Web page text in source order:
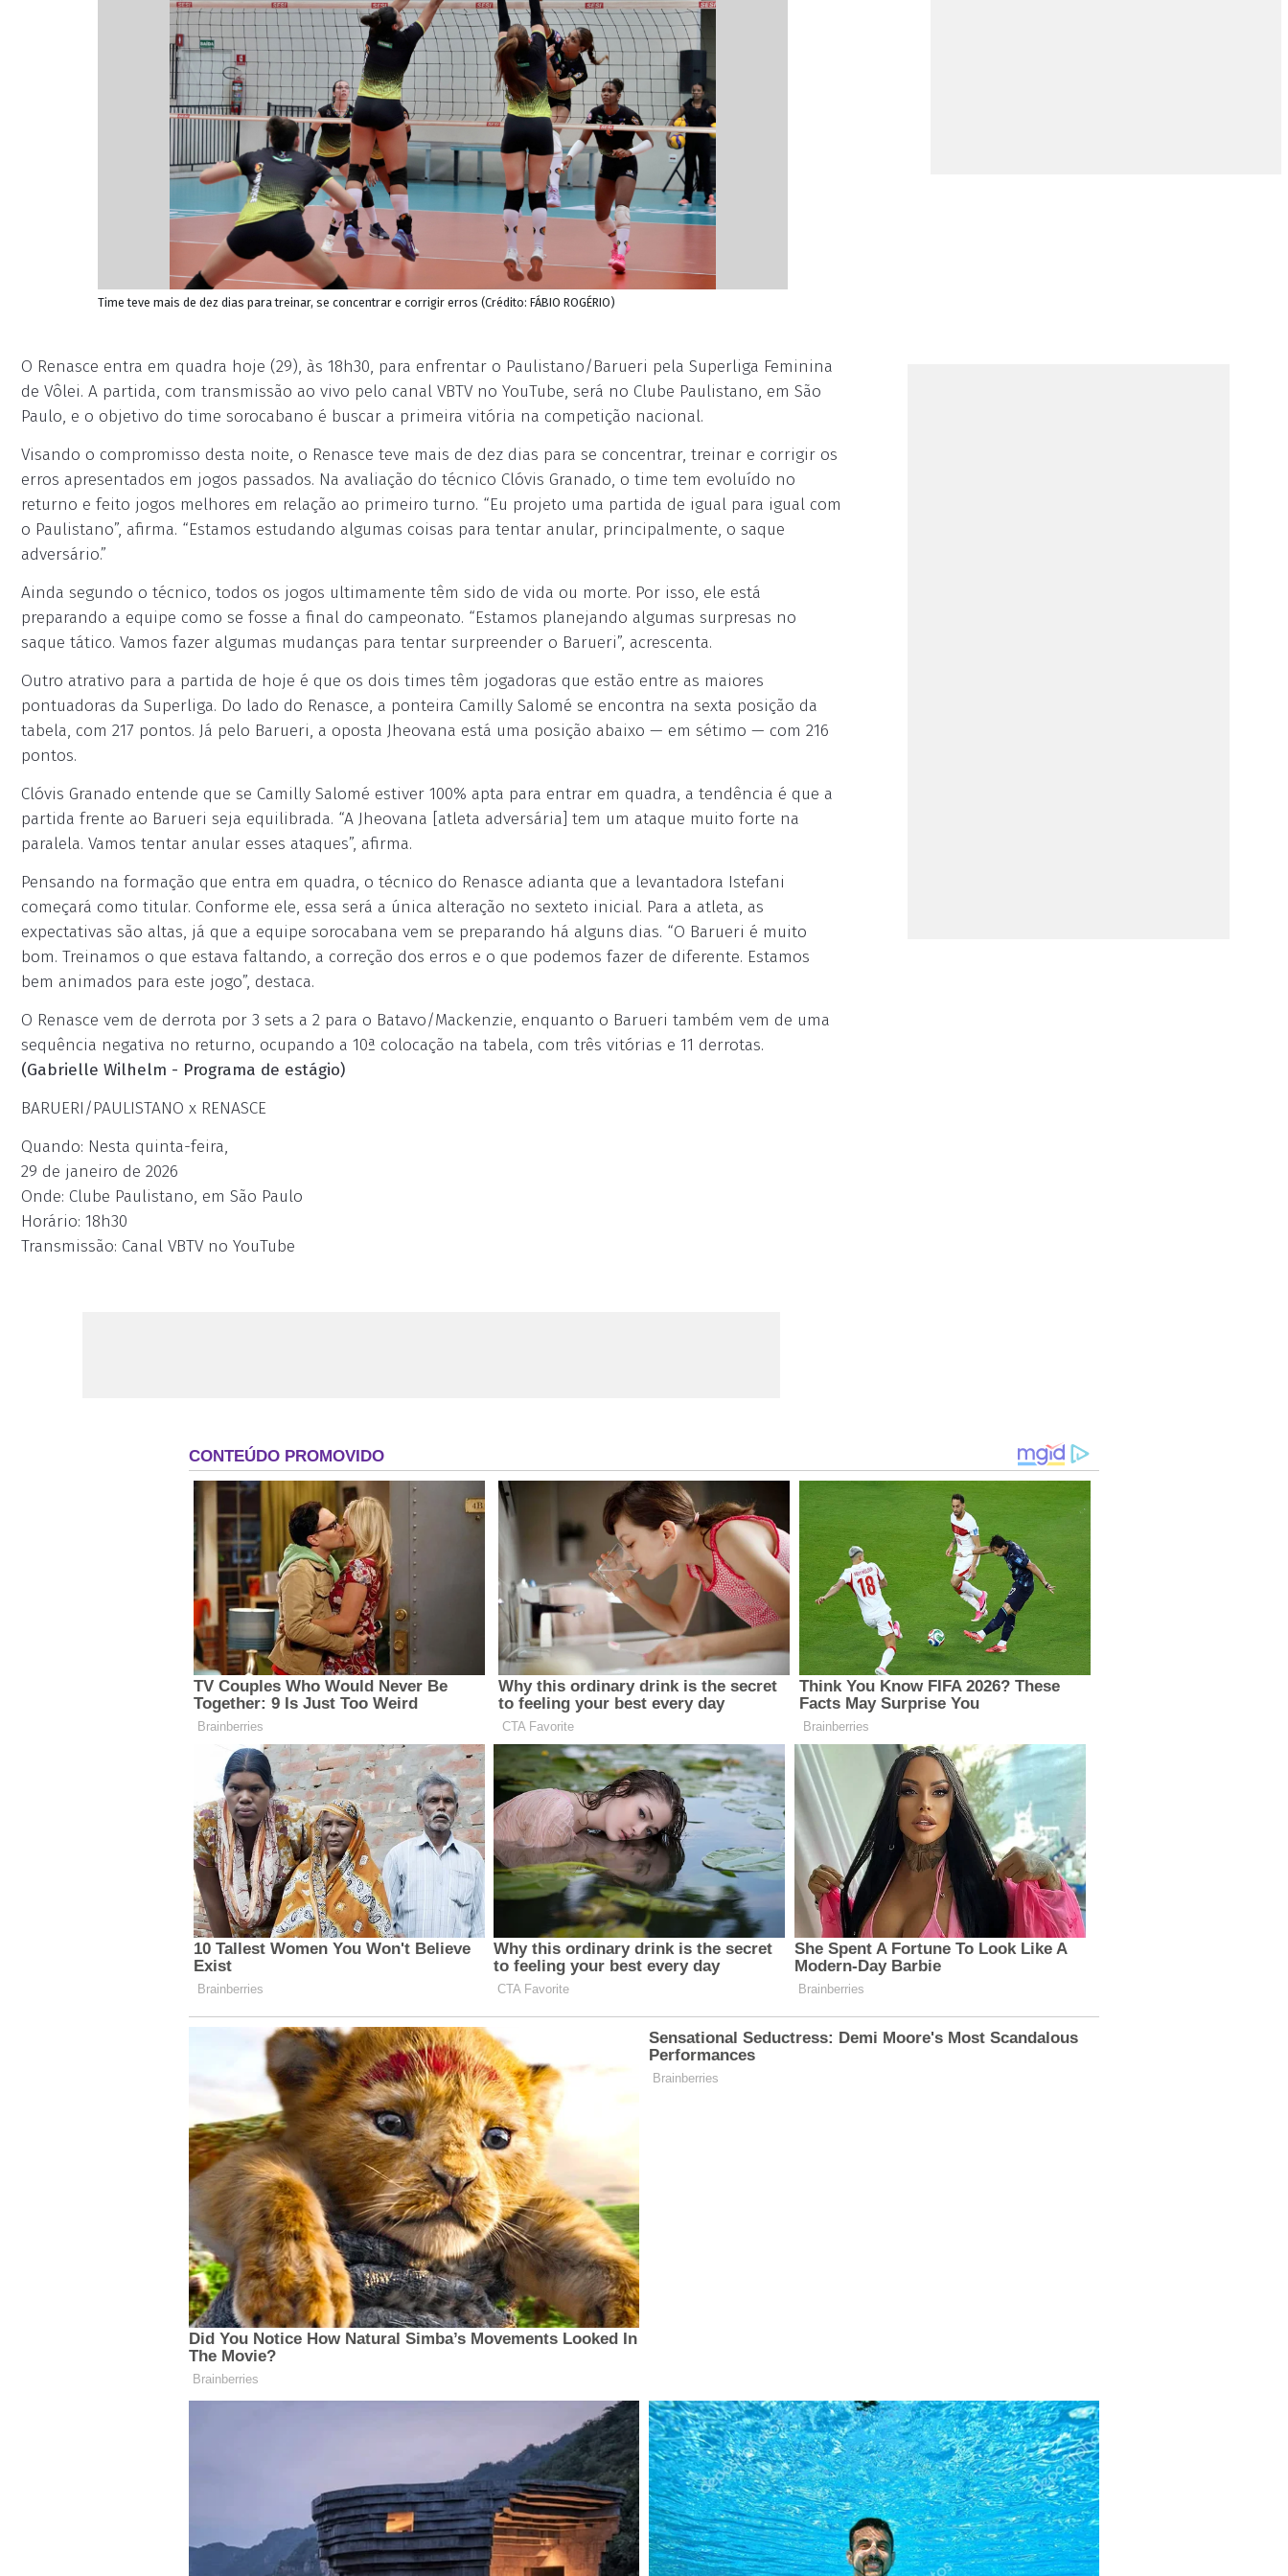
Time teve mais de dez dias para treinar, se concentrar e corrigir erros (Crédito: FÁBIO ROGÉRIO)
O Renasce entra em quadra hoje (29), às 18h30, para enfrentar o Paulistano/Barueri pela Superliga Feminina
de Vôlei. A partida, com transmissão ao vivo pelo canal VBTV no YouTube, será no Clube Paulistano, em São
Paulo, e o objetivo do time sorocabano é buscar a primeira vitória na competição nacional.
Visando o compromisso desta noite, o Renasce teve mais de dez dias para se concentrar, treinar e corrigir os
erros apresentados em jogos passados. Na avaliação do técnico Clóvis Granado, o time tem evoluído no
returno e feito jogos melhores em relação ao primeiro turno. “Eu projeto uma partida de igual para igual com
o Paulistano”, afirma. “Estamos estudando algumas coisas para tentar anular, principalmente, o saque
adversário.”
Ainda segundo o técnico, todos os jogos ultimamente têm sido de vida ou morte. Por isso, ele está
preparando a equipe como se fosse a final do campeonato. “Estamos planejando algumas surpresas no
saque tático. Vamos fazer algumas mudanças para tentar surpreender o Barueri”, acrescenta.
Outro atrativo para a partida de hoje é que os dois times têm jogadoras que estão entre as maiores
pontuadoras da Superliga. Do lado do Renasce, a ponteira Camilly Salomé se encontra na sexta posição da
tabela, com 217 pontos. Já pelo Barueri, a oposta Jheovana está uma posição abaixo — em sétimo — com 216
pontos.
Clóvis Granado entende que se Camilly Salomé estiver 100% apta para entrar em quadra, a tendência é que a
partida frente ao Barueri seja equilibrada. “A Jheovana [atleta adversária] tem um ataque muito forte na
paralela. Vamos tentar anular esses ataques”, afirma.
Pensando na formação que entra em quadra, o técnico do Renasce adianta que a levantadora Istefani
começará como titular. Conforme ele, essa será a única alteração no sexteto inicial. Para a atleta, as
expectativas são altas, já que a equipe sorocabana vem se preparando há alguns dias. “O Barueri é muito
bom. Treinamos o que estava faltando, a correção dos erros e o que podemos fazer de diferente. Estamos
bem animados para este jogo”, destaca.
O Renasce vem de derrota por 3 sets a 2 para o Batavo/Mackenzie, enquanto o Barueri também vem de uma
sequência negativa no returno, ocupando a 10ª colocação na tabela, com três vitórias e 11 derrotas.
(Gabrielle Wilhelm - Programa de estágio)
BARUERI/PAULISTANO x RENASCE
Quando: Nesta quinta-feira,
29 de janeiro de 2026
Onde: Clube Paulistano, em São Paulo
Horário: 18h30
Transmissão: Canal VBTV no YouTube